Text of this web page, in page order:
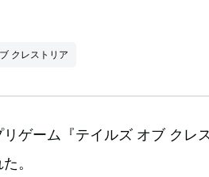
クレストリア
ゲーム『テイルズ オブ クレ
。